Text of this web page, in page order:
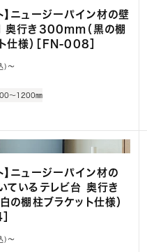
】ニュージーパイン材の壁
奥行き300mm（黒の棚
仕様）［FN-008］
)〜
～1200㎜
】ニュージーパイン材の
ているテレビ台 奥行き
棚柱ブラケット仕様）
)〜